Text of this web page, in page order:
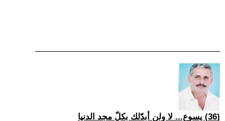
(36) يسوع... لا ولن أبدّلك بكلّ مجد الدنيا